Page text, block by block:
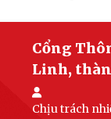
Cổng
Linh,
Chịu trách